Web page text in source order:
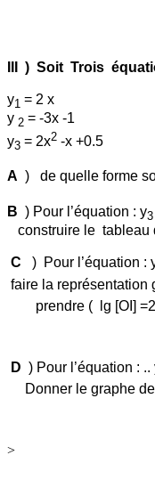
) Soit Trois
y1 = 2 x
y 2 = -3x -1
y3 = 2x2 -x +0.5
A ) de quelle forme
B ) Pour l’équation : y3
construire le tableau
C ) Pour l’équation :
faire la représentation
prendre ( lg [OI]
D ) Pour l’équation : ..
Donner le graphe
>